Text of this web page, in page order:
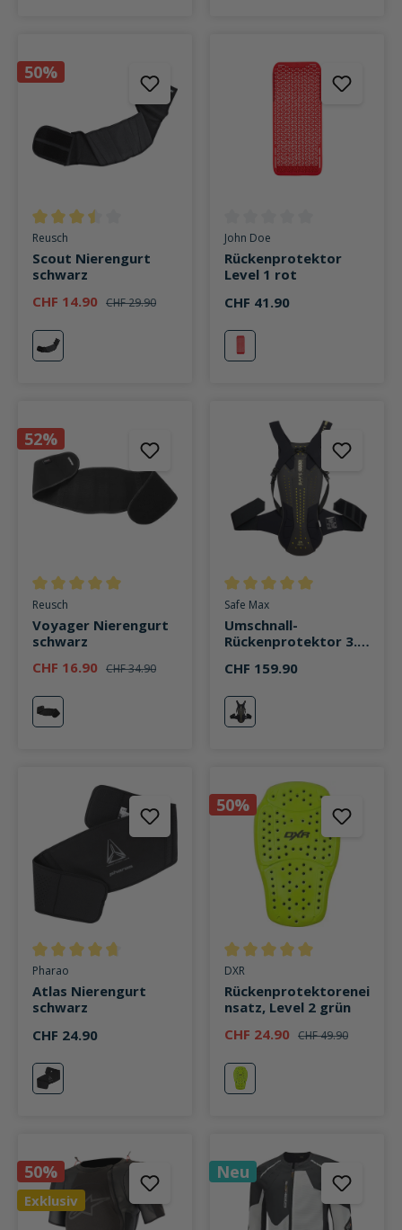
50%
Durchschnittliche Bewertung von 3.5 von 5 Sternen
Reusch
Scout Nierengurt
schwarz
CHF 14.90 CHF 29.90
schwarz
Durchschnittliche Bewertung
John Doe
Rückenprotektor
Level 1 rot
CHF 41.90
rot
52%
Durchschnittliche Bewertung von 5 von 5 Sternen
Reusch
Voyager Nierengurt
schwarz
CHF 16.90 CHF 34.90
schwarz
Durchschnittliche Bewertung
Safe Max
Umschnall-
Rückenprotektor 3.0
CHF 159.90
schwarz
Durchschnittliche Bewertung von 4.6 von 5 Sternen
Pharao
Atlas Nierengurt
schwarz
CHF 24.90
schwarz
50%
Durchschnittliche Bewertung
DXR
Rückenprotektorenei
nsatz, Level 2 grün
CHF 24.90 CHF 49.90
grün
50%
Exklusiv
Neu